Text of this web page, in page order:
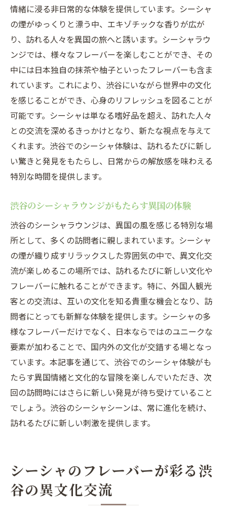
情緒に浸る非日常的な体験を提供しています。シーシャ
の煙がゆっくりと漂う中、エキゾチックな香りが広が
り、訪れる人々を異国の旅へと誘います。シーシャラウ
ンジでは、様々なフレーバーを楽しむことができ、その
中には日本独自の抹茶や柚子といったフレーバーも含ま
れています。これにより、渋谷にいながら世界中の文化
を感じることができ、心身のリフレッシュを図ることが
可能です。シーシャは単なる嗜好品を超え、訪れた人々
との交流を深めるきっかけとなり、新たな視点を与えて
くれます。渋谷でのシーシャ体験は、訪れるたびに新し
い驚きと発見をもたらし、日常からの解放感を味わえる
特別な時間を提供します。
渋谷のシーシャラウンジがもたらす異国の体験
渋谷のシーシャラウンジは、異国の風を感じる特別な場
所として、多くの訪問者に親しまれています。シーシャ
の煙が織り成すリラックスした雰囲気の中で、異文化交
流が楽しめるこの場所では、訪れるたびに新しい文化や
フレーバーに触れることができます。特に、外国人観光
客との交流は、互いの文化を知る貴重な機会となり、訪
問者にとっても新鮮な体験を提供します。シーシャの多
様なフレーバーだけでなく、日本ならではのユニークな
要素が加わることで、国内外の文化が交錯する場となっ
ています。本記事を通じて、渋谷でのシーシャ体験がも
たらす異国情緒と文化的な冒険を楽しんでいただき、次
回の訪問時にはさらに新しい発見が待ち受けていること
でしょう。渋谷のシーシャシーンは、常に進化を続け、
訪れるたびに新しい刺激を提供します。
シーシャのフレーバーが彩る渋
谷の異文化交流